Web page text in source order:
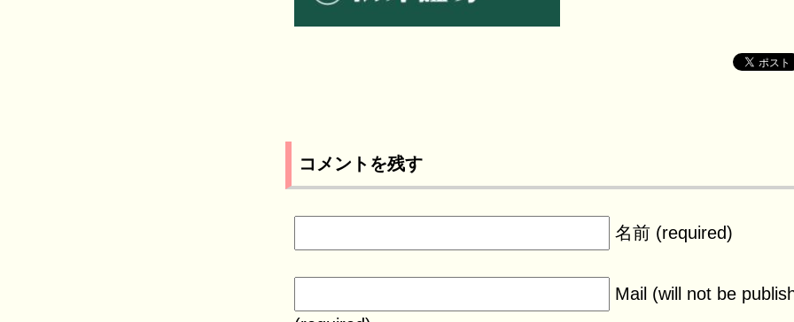
コメントを残す
名前 (required)
Mail (will not be